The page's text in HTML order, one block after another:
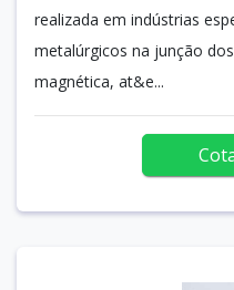
realizada em indústrias
metalúrgicos na junção
magnética, at&e...